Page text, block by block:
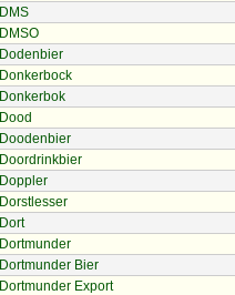
DMS
DMSO
Dodenbier
Donkerbock
Donkerbok
Dood
Doodenbier
Doordrinkbier
Doppler
Dorstlesser
Dort
Dortmunder
Dortmunder Bier
Dortmunder Export